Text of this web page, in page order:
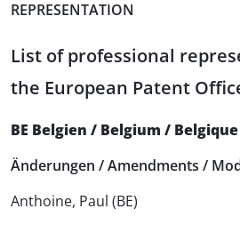
REPRESENTATION
List of professional
the European Patent
BE Belgien / Belgium / Belgique
Änderungen / Amendments /
Anthoine, Paul (BE)